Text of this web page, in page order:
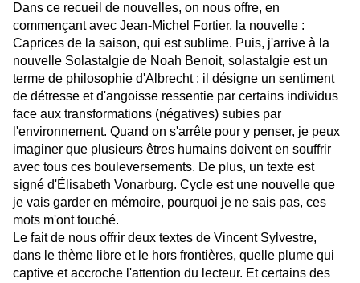
Dans ce recueil de nouvelles, on nous offre, en
commençant avec Jean-Michel Fortier, la nouvelle :
Caprices de la saison, qui est sublime. Puis, j'arrive à la
nouvelle Solastalgie de Noah Benoit, solastalgie est un
terme de philosophie d'Albrecht : il désigne un sentiment
de détresse et d'angoisse ressentie par certains individus
face aux transformations (négatives) subies par
l'environnement. Quand on s'arrête pour y penser, je peux
imaginer que plusieurs êtres humains doivent en souffrir
avec tous ces bouleversements. De plus, un texte est
signé d'Élisabeth Vonarburg. Cycle est une nouvelle que
je vais garder en mémoire, pourquoi je ne sais pas, ces
mots m'ont touché.
Le fait de nous offrir deux textes de Vincent Sylvestre,
dans le thème libre et le hors frontières, quelle plume qui
captive et accroche l'attention du lecteur. Et certains des